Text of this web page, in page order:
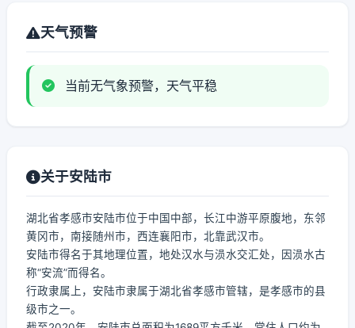
天气预警
当前无气象预警，天气平稳
关于安陆市
湖北省孝感市安陆市位于中国中部，长江中游平原腹地，东邻
黄冈市，南接随州市，西连襄阳市，北靠武汉市。
安陆市得名于其地理位置，地处汉水与涢水交汇处，因涢水古
称“安流”而得名。
行政隶属上，安陆市隶属于湖北省孝感市管辖，是孝感市的县
级市之一。